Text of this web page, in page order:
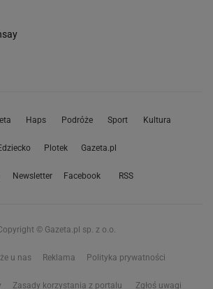
Haps Podróże Sport Kultura
Plotek Gazeta.pl
Newsletter Facebook RSS
© Gazeta.pl sp. z o.o.
u nas Reklama Polityka prywatności
Zasady korzystania z portalu Zgłoś uwagi